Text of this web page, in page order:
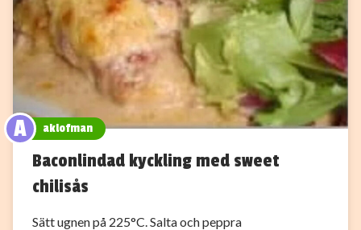
A aklofman
Baconlindad kyckling med sweet
chilisås
Sätt ugnen på 225°C. Salta och peppra